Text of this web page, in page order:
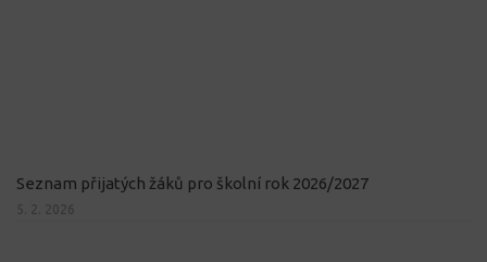
Seznam přijatých žáků pro školní rok 2026/2027
5. 2. 2026